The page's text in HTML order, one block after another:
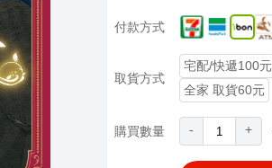
付款方式
取貨方式
宅配/快遞100元
全家 取貨60元
購買數量 - +